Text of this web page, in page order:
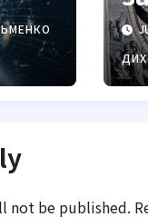
not be published.